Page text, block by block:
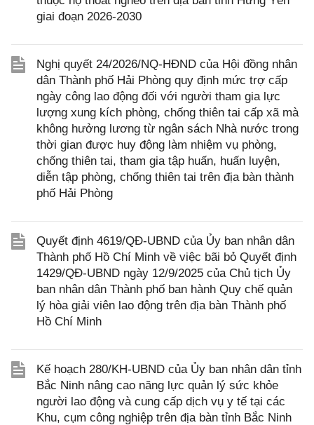
giai đoạn 2026-2030
Nghị quyết 24/2026/NQ-HĐND của Hội đồng nhân
dân Thành phố Hải Phòng quy định mức trợ cấp
ngày công lao động đối với người tham gia lực
lượng xung kích phòng, chống thiên tai cấp xã mà
không hưởng lương từ ngân sách Nhà nước trong
thời gian được huy động làm nhiệm vụ phòng,
chống thiên tai, tham gia tập huấn, huấn luyện,
diễn tập phòng, chống thiên tai trên địa bàn thành
phố Hải Phòng
Quyết định 4619/QĐ-UBND của Ủy ban nhân dân
Thành phố Hồ Chí Minh về việc bãi bỏ Quyết định
1429/QĐ-UBND ngày 12/9/2025 của Chủ tịch Ủy
ban nhân dân Thành phố ban hành Quy chế quản
lý hòa giải viên lao động trên địa bàn Thành phố
Hồ Chí Minh
Kế hoạch 280/KH-UBND của Ủy ban nhân dân tỉnh
Bắc Ninh nâng cao năng lực quản lý sức khỏe
người lao động và cung cấp dịch vụ y tế tại các
Khu, cụm công nghiệp trên địa bàn tỉnh Bắc Ninh